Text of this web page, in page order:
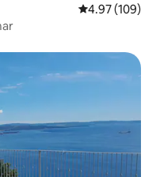
Calificación
4.97 (109)